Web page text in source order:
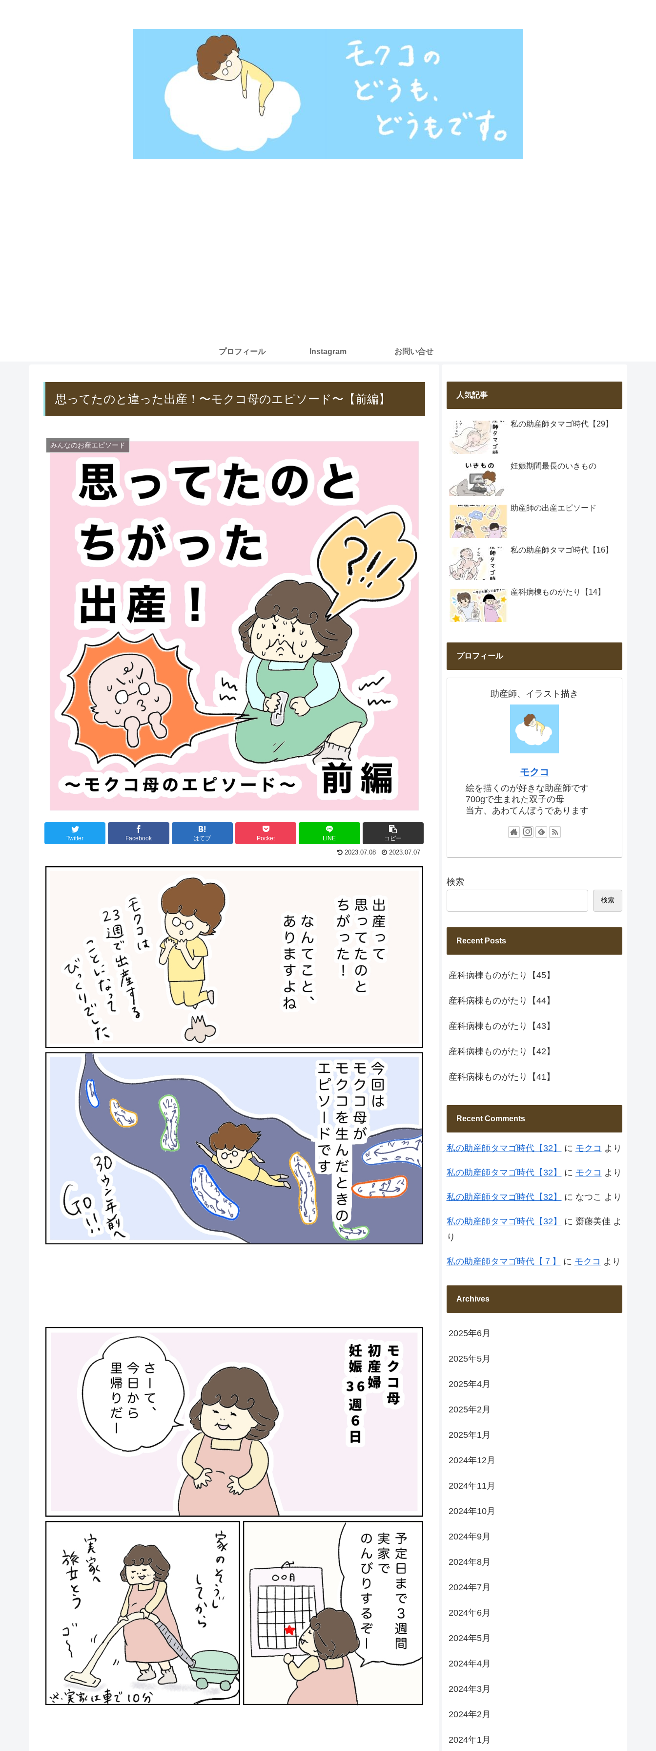
プロフィール Instagram お問い合せ
思ってたのと違った出産！〜モクコ母のエピソード〜【前編】
みんなのお産エピソード
Twitter Facebook はてブ Pocket LINE コピー
2023.07.08 2023.07.07
人気記事
私の助産師タマゴ時代【29】
妊娠期間最長のいきもの
助産師の出産エピソード
私の助産師タマゴ時代【16】
産科病棟ものがたり【14】
プロフィール
助産師、イラスト描き
モクコ
絵を描くのが好きな助産師です
700gで生まれた双子の母
当方、あわてんぼうであります
検索
検索
Recent Posts
産科病棟ものがたり【45】
産科病棟ものがたり【44】
産科病棟ものがたり【43】
産科病棟ものがたり【42】
産科病棟ものがたり【41】
Recent Comments
私の助産師タマゴ時代【32】 に モクコ より
私の助産師タマゴ時代【32】 に モクコ より
私の助産師タマゴ時代【32】 に なつこ より
私の助産師タマゴ時代【32】 に 齋藤美佳 よ
り
私の助産師タマゴ時代【７】 に モクコ より
Archives
2025年6月
2025年5月
2025年4月
2025年2月
2025年1月
2024年12月
2024年11月
2024年10月
2024年9月
2024年8月
2024年7月
2024年6月
2024年5月
2024年4月
2024年3月
2024年2月
2024年1月